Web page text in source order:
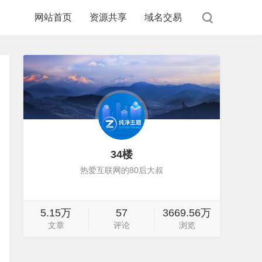
网站首页 资源共享 域名交易
34楼
热爱互联网的80后大叔
5.15万
文章
57
评论
3669.56万
浏览